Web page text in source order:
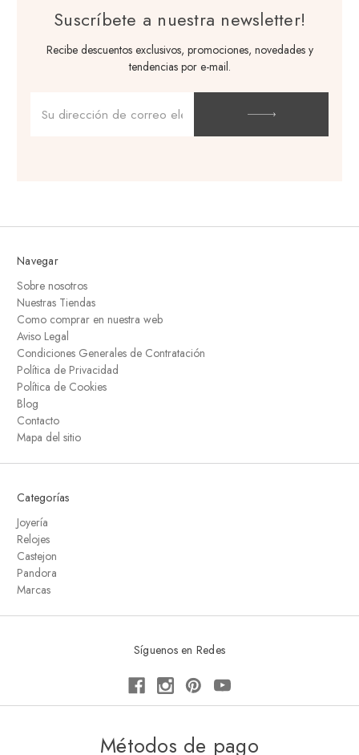
Suscríbete a nuestra newsletter!
Recibe descuentos exclusivos, promociones, novedades y
tendencias por e-mail.
de
correo
Navegar
Sobre nosotros
Nuestras Tiendas
Como comprar en nuestra web
Aviso Legal
Condiciones Generales de Contratación
Política de Privacidad
Política de Cookies
Blog
Contacto
Mapa del sitio
Categorías
Joyería
Relojes
Castejon
Pandora
Marcas
Síguenos en Redes
Métodos de pago